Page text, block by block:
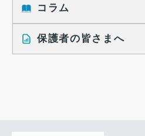
大学生の地域間移動レポート
就職活動に関するレポート
就職活動と入社後の就業
就業レディネス研究
コラム
インタビュー記事
保護者の皆さまへ